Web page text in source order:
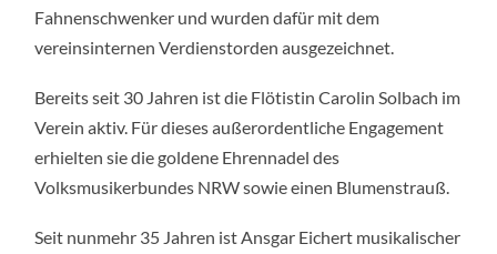
Fahnenschwenker und wurden dafür mit dem
vereinsinternen Verdienstorden ausgezeichnet.
Bereits seit 30 Jahren ist die Flötistin Carolin Solbach im
Verein aktiv. Für dieses außerordentliche Engagement
erhielten sie die goldene Ehrennadel des
Volksmusikerbundes NRW sowie einen Blumenstrauß.
Seit nunmehr 35 Jahren ist Ansgar Eichert musikalischer